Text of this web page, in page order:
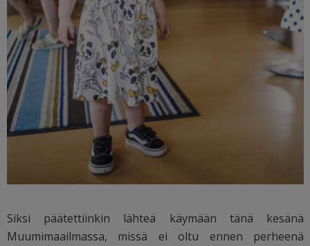
Siksi päätettiinkin lähteä käymään tänä kesänä
Muumimaailmassa, missä ei oltu ennen perheenä